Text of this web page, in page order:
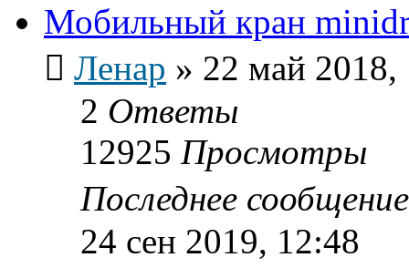
Мобильный кран
Ленар » 22 май 2018,
2 Ответы
12925 Просмотры
Последнее
24 сен 2019, 12:48